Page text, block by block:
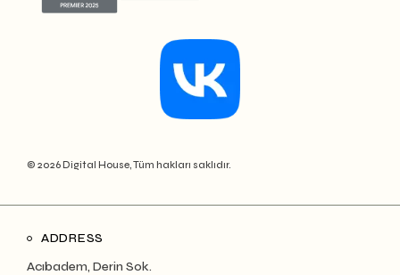
© 2026 Digital House, Tüm hakları saklıdır.
ADDRESS
Acıbadem, Derin Sok.